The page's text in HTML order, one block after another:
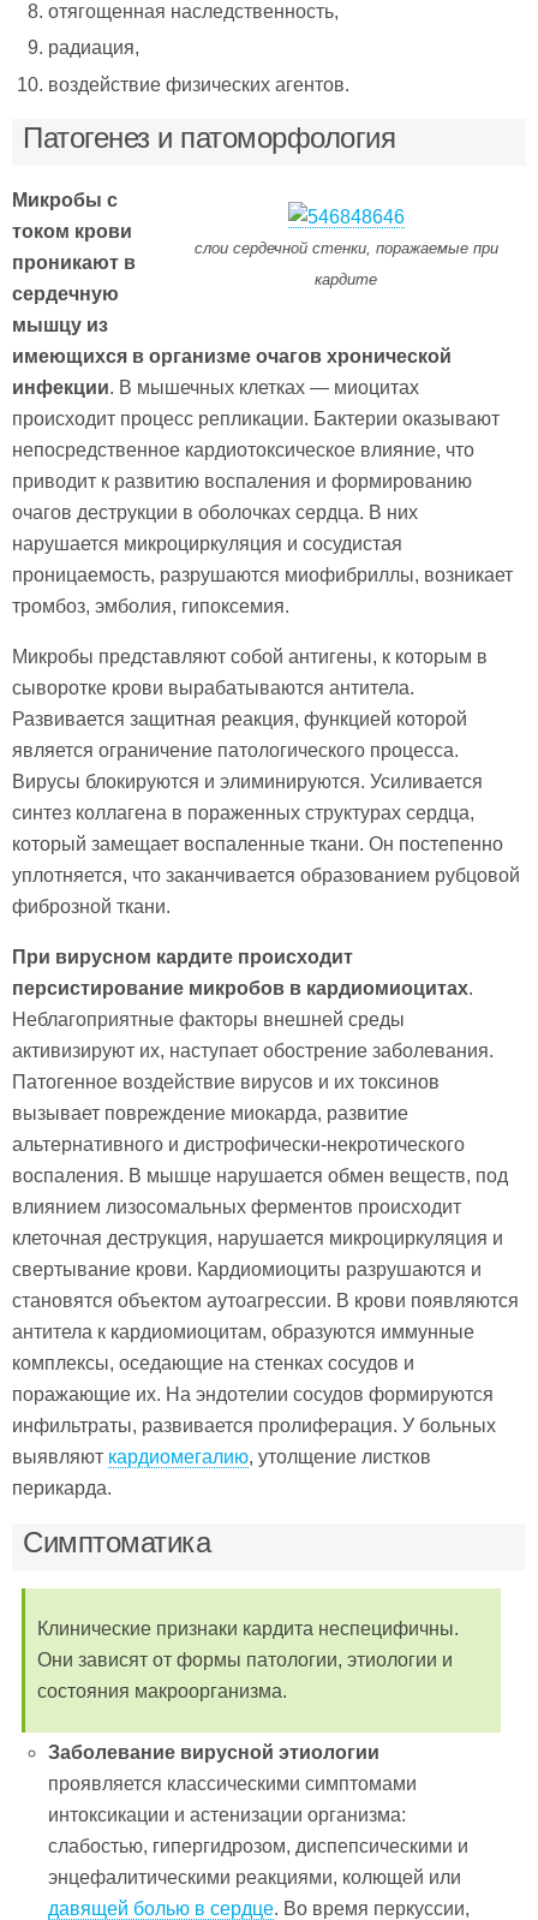
отягощенная наследственность,
радиация,
воздействие физических агентов.
Патогенез и патоморфология
слои сердечной стенки, поражаемые при
кардите
Микробы с
током крови
проникают в
сердечную
мышцу из
имеющихся в организме очагов хронической
инфекции. В мышечных клетках — миоцитах
происходит процесс репликации. Бактерии оказывают
непосредственное кардиотоксическое влияние, что
приводит к развитию воспаления и формированию
очагов деструкции в оболочках сердца. В них
нарушается микроциркуляция и сосудистая
проницаемость, разрушаются миофибриллы, возникает
тромбоз, эмболия, гипоксемия.
Микробы представляют собой антигены, к которым в
сыворотке крови вырабатываются антитела.
Развивается защитная реакция, функцией которой
является ограничение патологического процесса.
Вирусы блокируются и элиминируются. Усиливается
синтез коллагена в пораженных структурах сердца,
который замещает воспаленные ткани. Он постепенно
уплотняется, что заканчивается образованием рубцовой
фиброзной ткани.
При вирусном кардите происходит
персистирование микробов в кардиомиоцитах.
Неблагоприятные факторы внешней среды
активизируют их, наступает обострение заболевания.
Патогенное воздействие вирусов и их токсинов
вызывает повреждение миокарда, развитие
альтернативного и дистрофически-некротического
воспаления. В мышце нарушается обмен веществ, под
влиянием лизосомальных ферментов происходит
клеточная деструкция, нарушается микроциркуляция и
свертывание крови. Кардиомиоциты разрушаются и
становятся объектом аутоагрессии. В крови появляются
антитела к кардиомиоцитам, образуются иммунные
комплексы, оседающие на стенках сосудов и
поражающие их. На эндотелии сосудов формируются
инфильтраты, развивается пролиферация. У больных
выявляют кардиомегалию, утолщение листков
перикарда.
Симптоматика
Клинические признаки кардита неспецифичны.
Они зависят от формы патологии, этиологии и
состояния макроорганизма.
Заболевание вирусной этиологии
проявляется классическими симптомами
интоксикации и астенизации организма:
слабостью, гипергидрозом, диспепсическими и
энцефалитическими реакциями, колющей или
давящей болью в сердце. Во время перкуссии,